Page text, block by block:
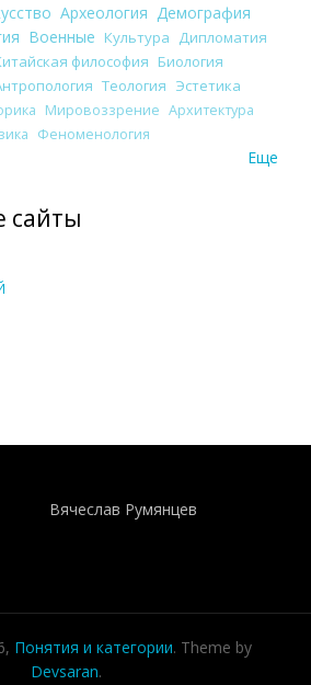
Археология Демография
Военные Культура
Дипломатия
философия Биология
Теология Эстетика
Мировоззрение Архитектура
Феноменология
Еще
сайты
Вячеслав Румянцев
Понятия и категории. Theme by
Devsaran.